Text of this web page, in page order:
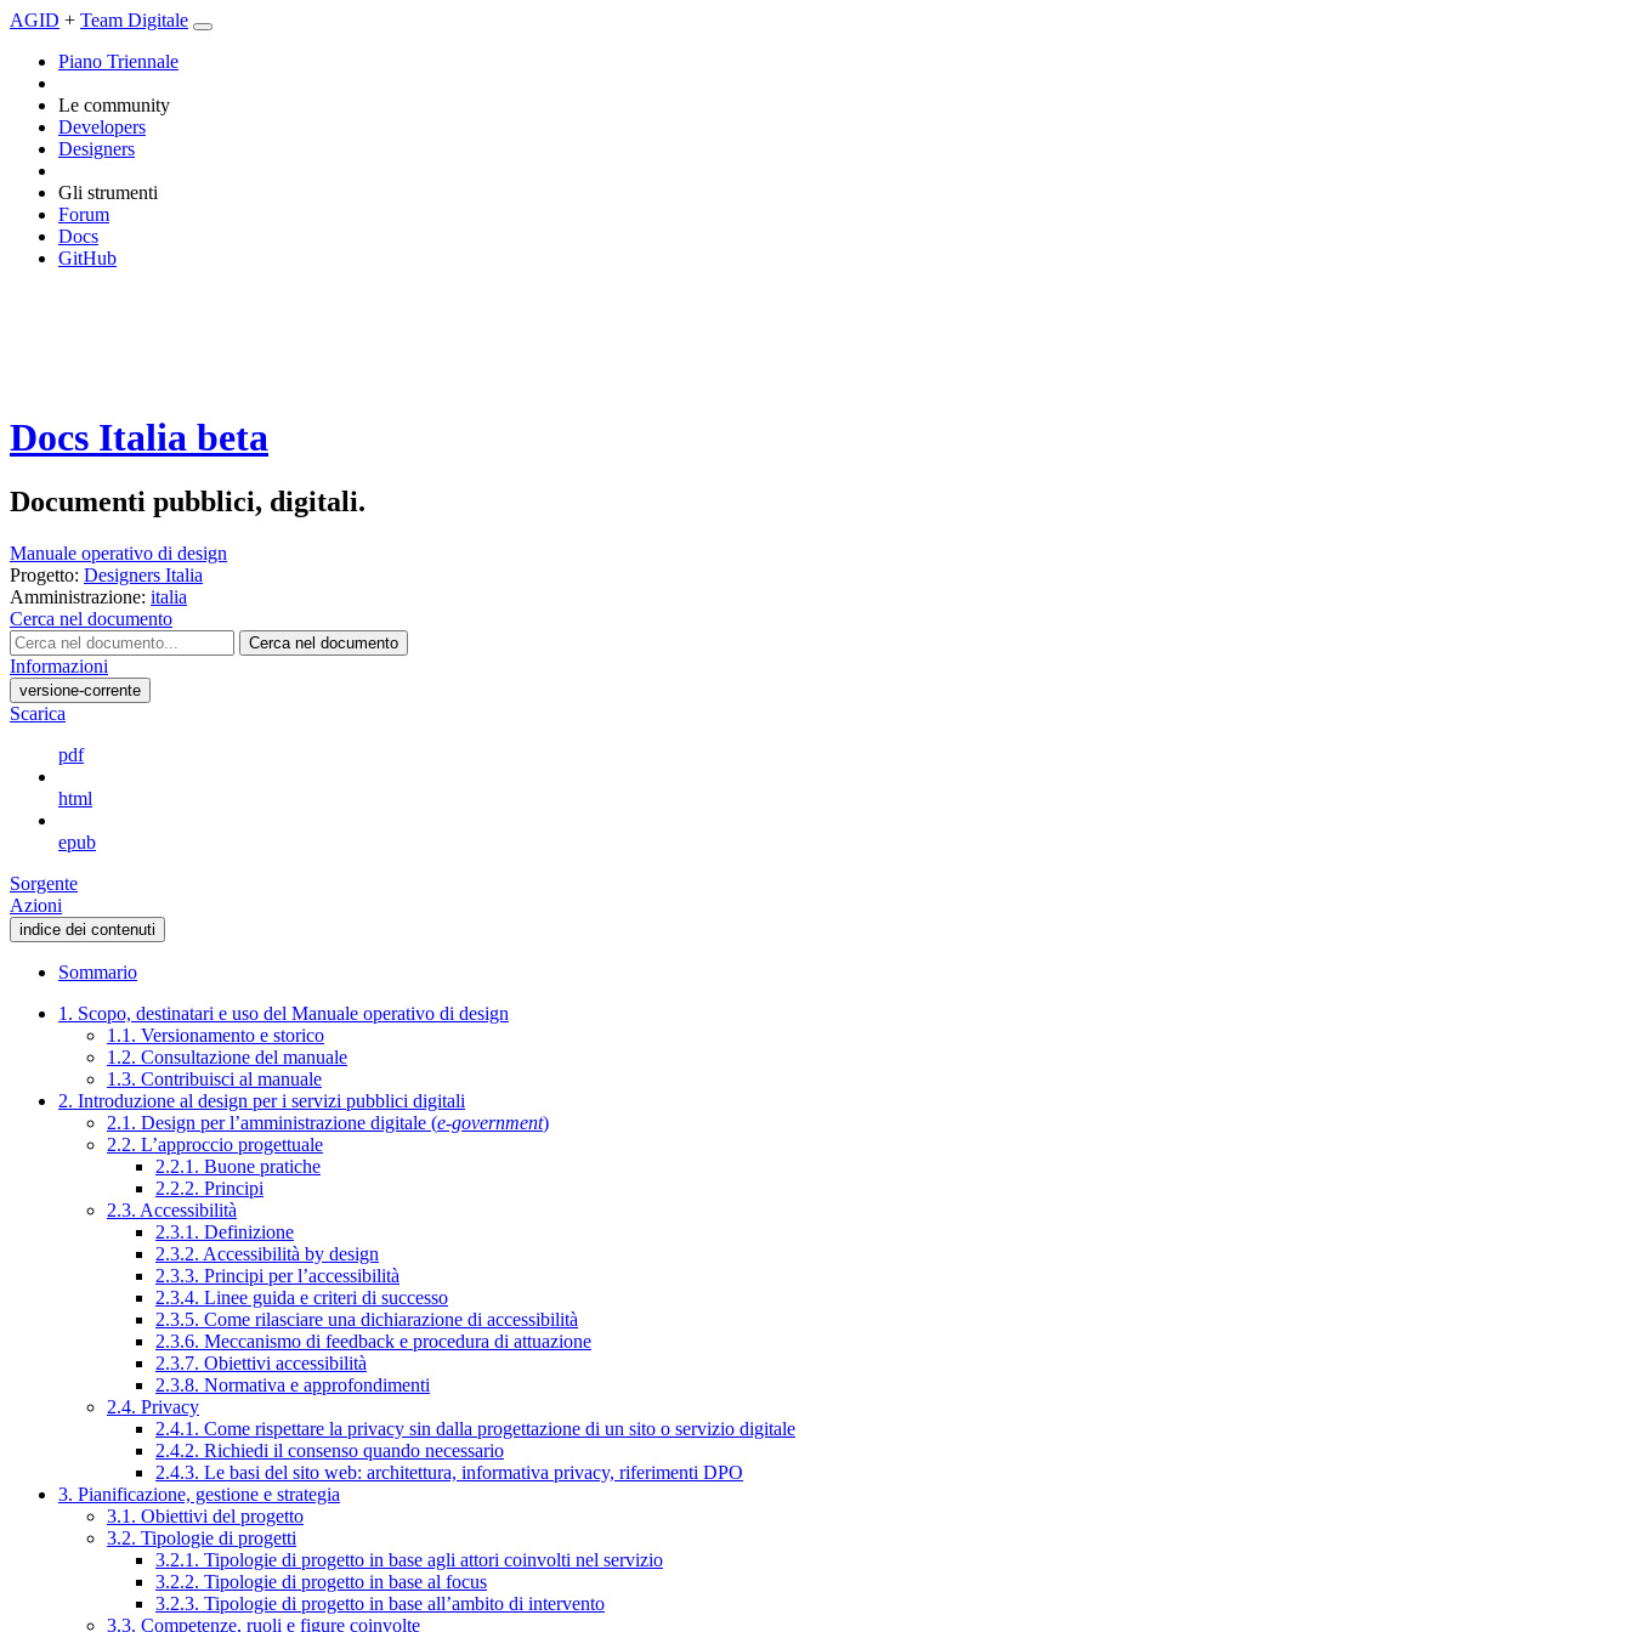
AGID + Team Digitale
Piano Triennale
Le community
Developers
Designers
Gli strumenti
Forum
Docs
GitHub
Docs Italia beta
Documenti pubblici, digitali.
Manuale operativo di design
Progetto: Designers Italia
Amministrazione: italia
Cerca nel documento
Cerca nel documento
Informazioni
versione-corrente
Scarica
pdf
html
epub
Sorgente
Azioni
indice dei contenuti
Sommario
1. Scopo, destinatari e uso del Manuale operativo di design
1.1. Versionamento e storico
1.2. Consultazione del manuale
1.3. Contribuisci al manuale
2. Introduzione al design per i servizi pubblici digitali
2.1. Design per l’amministrazione digitale (e-government)
2.2. L’approccio progettuale
2.2.1. Buone pratiche
2.2.2. Principi
2.3. Accessibilità
2.3.1. Definizione
2.3.2. Accessibilità by design
2.3.3. Principi per l’accessibilità
2.3.4. Linee guida e criteri di successo
2.3.5. Come rilasciare una dichiarazione di accessibilità
2.3.6. Meccanismo di feedback e procedura di attuazione
2.3.7. Obiettivi accessibilità
2.3.8. Normativa e approfondimenti
2.4. Privacy
2.4.1. Come rispettare la privacy sin dalla progettazione di un sito o servizio digitale
2.4.2. Richiedi il consenso quando necessario
2.4.3. Le basi del sito web: architettura, informativa privacy, riferimenti DPO
3. Pianificazione, gestione e strategia
3.1. Obiettivi del progetto
3.2. Tipologie di progetti
3.2.1. Tipologie di progetto in base agli attori coinvolti nel servizio
3.2.2. Tipologie di progetto in base al focus
3.2.3. Tipologie di progetto in base all’ambito di intervento
3.3. Competenze, ruoli e figure coinvolte